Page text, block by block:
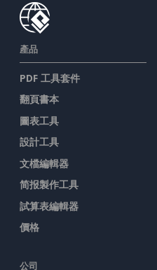
產品
PDF 工具套件
翻頁書本
圖表工具
設計工具
文檔編輯器
简报製作工具
試算表編輯器
價格
公司